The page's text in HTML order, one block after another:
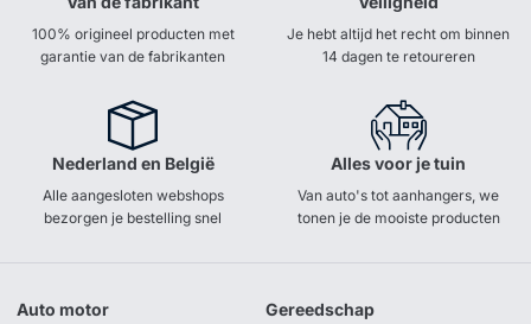
100% origineel producten met
garantie van de fabrikanten
Je hebt altijd het recht om binnen
14 dagen te retoureren
Nederland en België
Alle aangesloten webshops
bezorgen je bestelling snel
Alles voor je tuin
Van auto's tot aanhangers, we
tonen je de mooiste producten
Auto motor Gereedschap